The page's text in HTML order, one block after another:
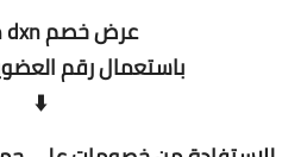
عرض خصم dxn مجاني
باستعمال رقم
⬇️